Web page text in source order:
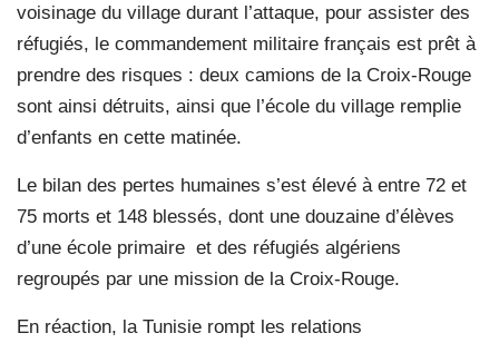
voisinage du village durant l’attaque, pour assister des
réfugiés, le commandement militaire français est prêt à
prendre des risques : deux camions de la Croix-Rouge
sont ainsi détruits, ainsi que l’école du village remplie
d’enfants en cette matinée.
Le bilan des pertes humaines s’est élevé à entre 72 et
75 morts et 148 blessés, dont une douzaine d’élèves
d’une école primaire et des réfugiés algériens
regroupés par une mission de la Croix-Rouge.
En réaction, la Tunisie rompt les relations